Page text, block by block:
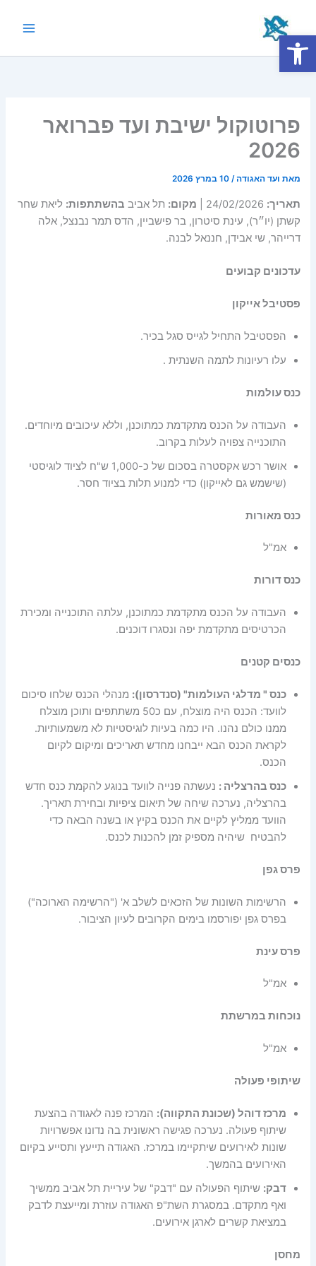
פרוטוקול ישיבת ועד פברואר
2026
מאת ועד האגודה/10 במרץ 2026
תאריך: מקום: תל אביב בהשתתפות: ליאת שחר
קשתן (יו״ר), עינת סיטרון, בר פישביין, הדס תמר נבנצל, אלה
דרייהר, שי אבידן, חננאל לבנה.
עדכונים קבועים
פסטיבל אייקון
הפסטיבל התחיל לגייס סגל בכיר.
עלו רעיונות לתמה השנתית .
כנס עולמות
העבודה על הכנס מתקדמת כמתוכנן, וללא עיכובים מיוחדים.
התוכנייה צפויה לעלות בקרוב.
אושר רכש אקסטרה בסכום של כ-1,000 ש"ח לציוד לוגיסטי
(שישמש גם לאייקון) כדי למנוע תלות בציוד חסר.
כנס מאורות
אמ"ל
כנס דורות
העבודה על הכנס מתקדמת כמתוכנן, עלתה התוכנייה ומכירת
הכרטיסים מתקדמת יפה ונסגרו דוכנים.
כנסים קטנים
כנס " מדלגי העולמות" (סנדרסון): מנהלי הכנס שלחו סיכום
לוועד: הכנס היה מוצלח, עם כ50 משתתפים ותוכן מוצלח
ממנו כולם נהנו. היו כמה בעיות לוגיסטיות לא משמעותיות.
לקראת הכנס הבא ייבחנו מחדש תאריכים ומיקום לקיום
הכנס.
כנס בהרצליה : נעשתה פנייה לוועד בנוגע להקמת כנס חדש
בהרצליה, נערכה שיחה של תיאום ציפיות ובחירת תאריך.
הוועד ממליץ לקיים את הכנס בקיץ או בשנה הבאה כדי
להבטיח שיהיה מספיק זמן להכנות לכנס.
פרס גפן
הרשימות השונות של הזכאים לשלב א' ("הרשימה הארוכה")
בפרס גפן יפורסמו בימים הקרובים לעיון הציבור.
פרס עינת
אמ"ל
נוכחות במרשתת
אמ"ל
שיתופי פעולה
מרכז דוהל (שכונת התקווה): המרכז פנה לאגודה בהצעת
שיתוף פעולה. נערכה פגישה ראשונית בה נדונו אפשרויות
שונות לאירועים שיתקיימו במרכז. האגודה תייעץ ותסייע בקיום
האירועים בהמשך.
דבק: שיתוף הפעולה עם "דבק" של עיריית תל אביב ממשיך
ואף מתקדם. במסגרת השת"פ האגודה עוזרת ומייעצת לדבק
במציאת קשרים לארגן אירועים.
מחסן
פתח סרגל נגישות